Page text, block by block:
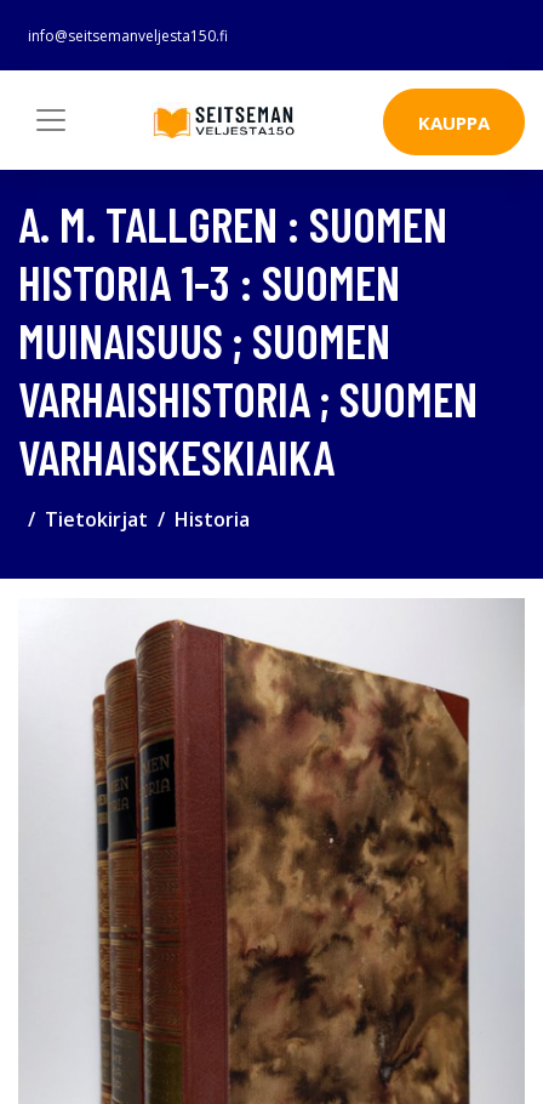
info@seitsemanveljesta150.fi
KAUPPA
A. M. TALLGREN : SUOMEN
HISTORIA 1-3 : SUOMEN
MUINAISUUS ; SUOMEN
VARHAISHISTORIA ; SUOMEN
VARHAISKESKIAIKA
Tietokirjat Historia